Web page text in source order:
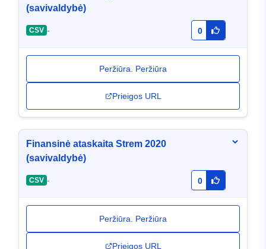
(savivaldybė)
CSV - 0
Peržiūra. Peržiūra
Prieigos URL
Finansinė ataskaita Strem 2020
(savivaldybė)
CSV - 0
Peržiūra. Peržiūra
Prieigos URL